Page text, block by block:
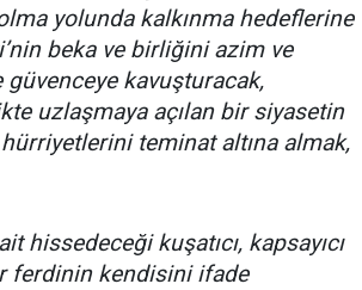
yolunda kalkınma hedeflerine
beka ve birliğini azim ve
kavuşturacak,
uzlaşmaya açılan bir siyasetin
teminat altına almak,
kuşatıcı, kapsayıcı
ferdinin kendisini ifade